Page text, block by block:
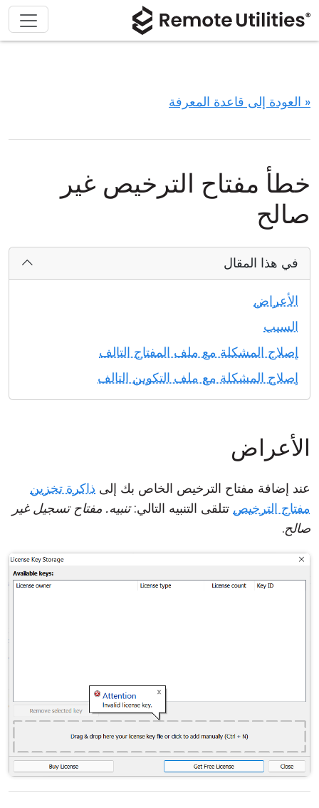
« العودة إلى قاعدة المعرفة
خطأ مفتاح الترخيص غير
صالح
في هذا المقال
الأعراض
السبب
إصلاح المشكلة مع ملف المفتاح التالف
إصلاح المشكلة مع ملف التكوين التالف
الأعراض
عند إضافة مفتاح الترخيص الخاص بك إلى ذاكرة تخزين
مفتاح الترخيص تتلقى التنبيه التالي:تنبيه. مفتاح تسجيل غير
صالح.